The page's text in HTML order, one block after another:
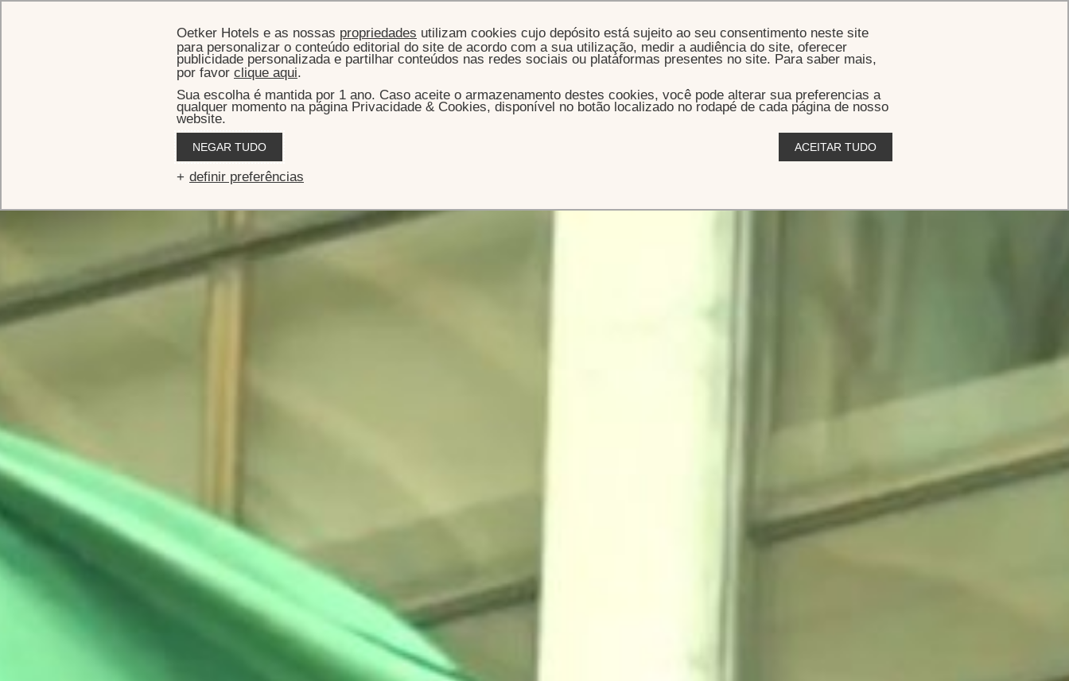
Nosso futuro
Uma das maiores experiências que oferecemos aos nossos Hóspedes é a oportunidade de participar em iniciativas
para um futuro melhor. Descubra como estamos investindo em um futuro sustentável em benefício das gerações que
, garantindo um futuro seguro e
hotéis masterpieces
Oetker Hotels e as nossas propriedades utilizam cookies cujo depósito está sujeito ao seu consentimento neste site
para personalizar o conteúdo editorial do site de acordo com a sua utilização, medir a audiência do site, oferecer
publicidade personalizada e partilhar conteúdos nas redes sociais ou plataformas presentes no site. Para saber mais,
por favor clique aqui.
Sua escolha é mantida por 1 ano. Caso aceite o armazenamento destes cookies, você pode alterar sua preferencias a
qualquer momento na página Privacidade & Cookies, disponível no botão localizado no rodapé de cada página de nosso
website.
NEGAR TUDO ACEITAR TUDO
definir preferências